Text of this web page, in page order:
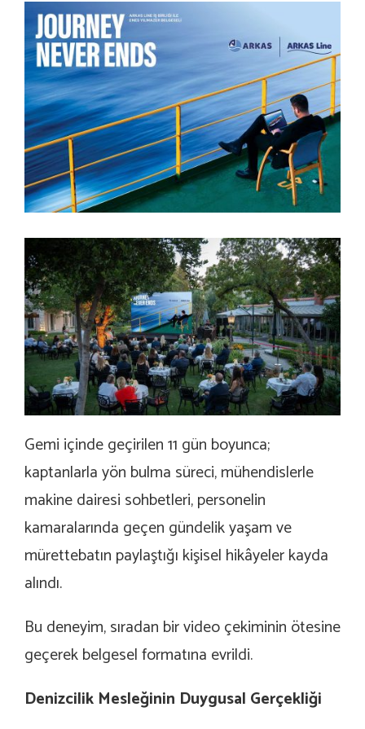
Gemi içinde geçirilen 11 gün boyunca;
kaptanlarla yön bulma süreci, mühendislerle
makine dairesi sohbetleri, personelin
kamaralarında geçen gündelik yaşam ve
mürettebatın paylaştığı kişisel hikâyeler kayda
alındı.
Bu deneyim, sıradan bir video çekiminin ötesine
geçerek belgesel formatına evrildi.
Denizcilik Mesleğinin Duygusal Gerçekliği